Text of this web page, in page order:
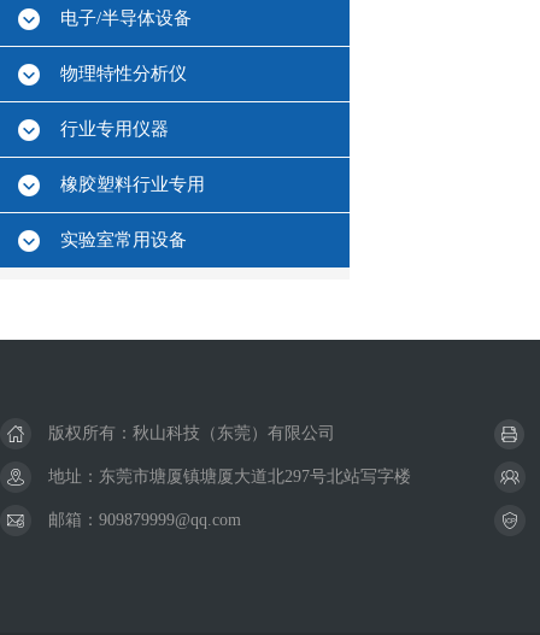
电子/半导体设备
物理特性分析仪
行业专用仪器
橡胶塑料行业专用
实验室常用设备
版权所有：秋山科技（东莞）有限公司
地址：东莞市塘厦镇塘厦大道北297号北站写字楼
邮箱：909879999@qq.com